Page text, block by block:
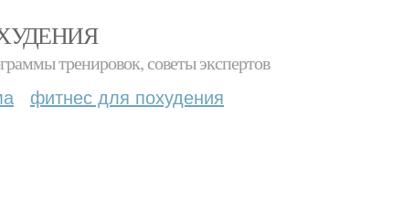
тренировок, советы экспертов
фитнес для похудения